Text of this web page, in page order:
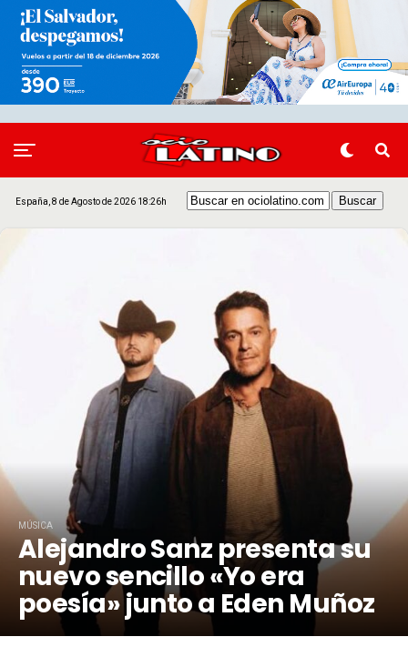
España, 8 de Agosto de 2026 18:26h
MÚSICA
Alejandro Sanz presenta su
nuevo sencillo «Yo era
poesía» junto a Eden Muñoz